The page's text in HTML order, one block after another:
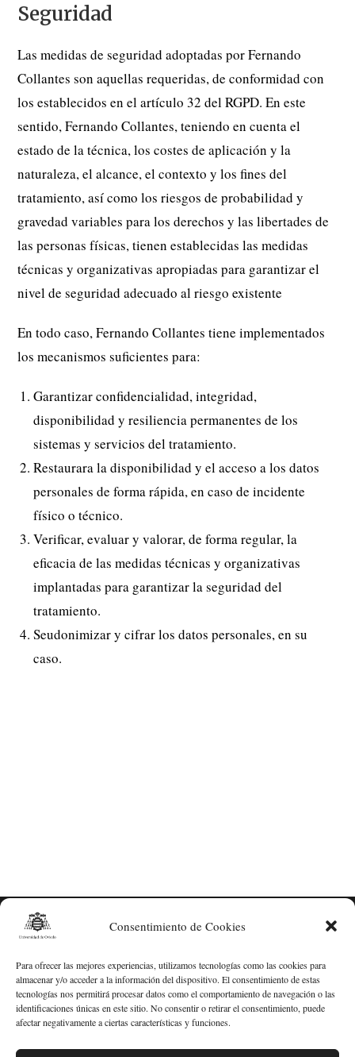
Consentimiento de Cookies
Para ofrecer las mejores experiencias, utilizamos tecnologías como las cookies para
almacenar y/o acceder a la información del dispositivo. El consentimiento de estas
tecnologías nos permitirá procesar datos como el comportamiento de navegación o las
identificaciones únicas en este sitio. No consentir o retirar el consentimiento, puede
afectar negativamente a ciertas características y funciones.
Seguridad
Las medidas de seguridad adoptadas por Fernando
Collantes son aquellas requeridas, de conformidad con
los establecidos en el artículo 32 del RGPD. En este
sentido, Fernando Collantes, teniendo en cuenta el
estado de la técnica, los costes de aplicación y la
naturaleza, el alcance, el contexto y los fines del
tratamiento, así como los riesgos de probabilidad y
gravedad variables para los derechos y las libertades de
las personas físicas, tienen establecidas las medidas
técnicas y organizativas apropiadas para garantizar el
nivel de seguridad adecuado al riesgo existente
En todo caso, Fernando Collantes tiene implementados
los mecanismos suficientes para:
Garantizar confidencialidad, integridad,
disponibilidad y resiliencia permanentes de los
sistemas y servicios del tratamiento.
Restaurara la disponibilidad y el acceso a los datos
personales de forma rápida, en caso de incidente
físico o técnico.
Verificar, evaluar y valorar, de forma regular, la
eficacia de las medidas técnicas y organizativas
implantadas para garantizar la seguridad del
tratamiento.
Seudonimizar y cifrar los datos personales, en su
caso.
Fernando Collantes